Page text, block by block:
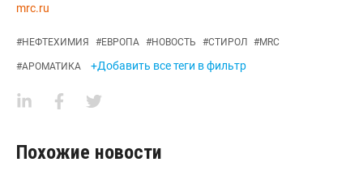
mrc.ru
#НЕФТЕХИМИЯ #ЕВРОПА #НОВОСТЬ #СТИРОЛ #MRC
#АРОМАТИКА +Добавить все теги в фильтр
Похожие новости